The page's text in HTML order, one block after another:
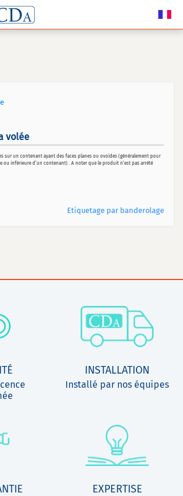
volée
sur un contenant ayant des faces planes ou ovoïdes (généralement pour
ou inférieure d’un contenant) . A noter que le produit n’est pas arrété
Etiquetage par banderolage
INSTALLATION
Installé par nos équipes
EXPERTISE